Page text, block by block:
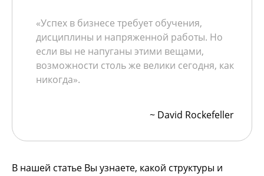
«Успех в бизнесе требует обучения,
дисциплины и напряженной работы. Но
если вы не напуганы этими вещами,
возможности столь же велики сегодня, как
никогда».
~ David Rockefeller
В нашей статье Вы узнаете, какой структуры и